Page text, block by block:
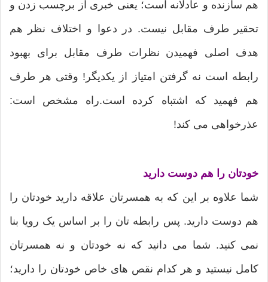
هم سازنده و عادلانه است؛ یعنی خبری از برچسب زدن و
تحقیر طرف مقابل نیست. در دعوا و اختلاف نظر هم
هدف اصلی فهمیدن نظرات طرف مقابل برای بهبود
رابطه است نه گرفتن امتیاز از یکدیگر! وقتی هر طرف
هم فهمید که اشتباه کرده است.راه مشخص است:
عذرخواهی می کند!
خودتان را هم دوست دارید
شما علاوه بر این که به همسرتان علاقه دارید خودتان را
هم دوست دارید. پس رابطه تان را بر اساس یک رویا بنا
نمی کنید. شما می دانید که نه خودتان و نه همسرتان
کامل نیستید و هر کدام نقص های خاص خودتان را دارید؛